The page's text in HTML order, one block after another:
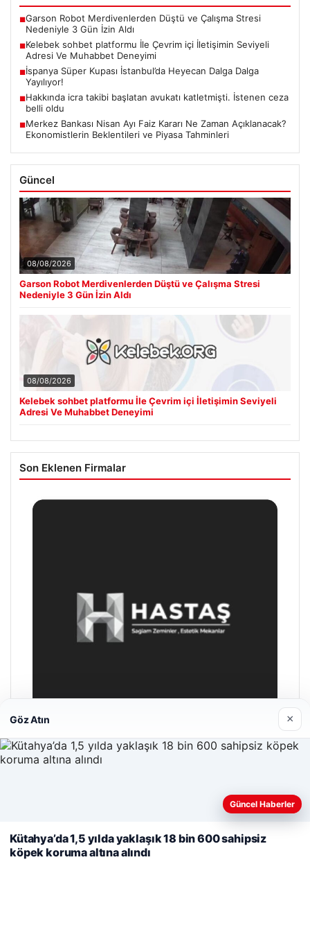
■Garson Robot Merdivenlerden Düştü ve Çalışma Stresi
Nedeniyle 3 Gün İzin Aldı
■Kelebek sohbet platformu İle Çevrim içi İletişimin Seviyeli
Adresi Ve Muhabbet Deneyimi
■İspanya Süper Kupası İstanbul’da Heyecan Dalga Dalga
Yayılıyor!
■Hakkında icra takibi başlatan avukatı katletmişti. İstenen ceza
belli oldu
■Merkez Bankası Nisan Ayı Faiz Kararı Ne Zaman Açıklanacak?
Ekonomistlerin Beklentileri ve Piyasa Tahminleri
Güncel
08/08/2026
Garson Robot Merdivenlerden Düştü ve Çalışma Stresi
Nedeniyle 3 Gün İzin Aldı
08/08/2026
Kelebek sohbet platformu İle Çevrim içi İletişimin Seviyeli
Adresi Ve Muhabbet Deneyimi
Son Eklenen Firmalar
Web sitemizi nasıl kullandığınızı daha iyi anlayabilmek,
kullanıyoruz. Çerez Politikamız
Reddet Kabul Et
Göz Atın ×
Güncel Haberler
Kütahya’da 1,5 yılda yaklaşık 18 bin 600 sahipsiz
köpek koruma altına alındı